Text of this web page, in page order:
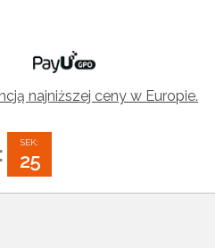
najniższej ceny w Europie.
:
SEK:
24